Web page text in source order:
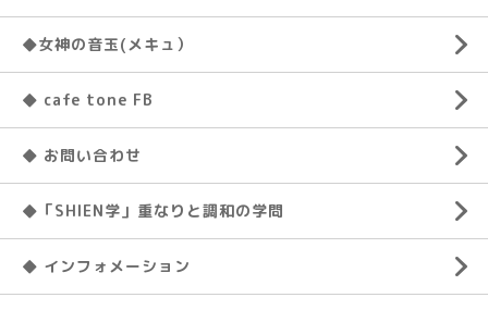
◆女神の音玉(メキュ）
◆ cafe tone FB
◆ お問い合わせ
◆「SHIEN学」重なりと調和の学問
◆ インフォメーション